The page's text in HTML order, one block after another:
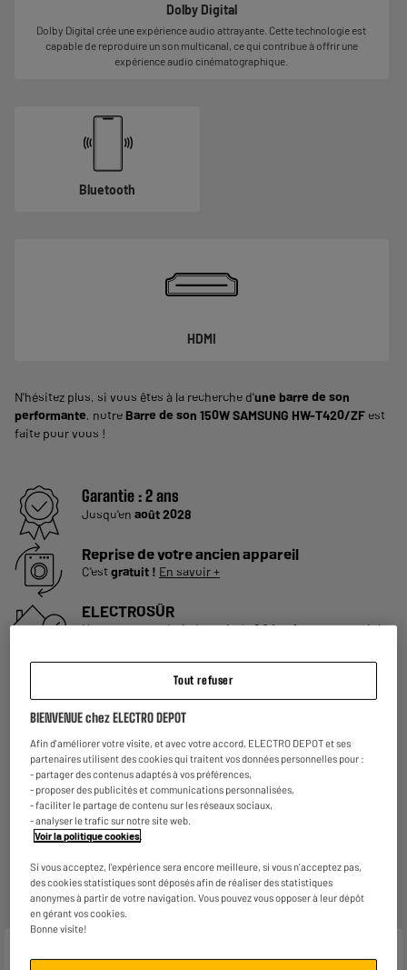
Dolby Digital
Dolby Digital crée une expérience audio attrayante. Cette technologie est
capable de reproduire un son multicanal, ce qui contribue à offrir une
expérience audio cinématographique.
Bluetooth
HDMI
N'hésitez plus, si vous êtes à la recherche d'une barre de son
performante, notre Barre de son 150W SAMSUNG HW-T420/ZF est
faite pour vous !
Garantie :2 ans
Jusqu'en août 2028
Reprise de votre ancien appareil
C'estgratuit ! En savoir +
ELECTROSÛR
Une assurance à vie à partir de6€/moispour couvrir les
En savoir +
Consommez plus responsable, économisez
plus
Notre objectif : réduire de 50% nos émissions
par produit vendu d'ici 2030.En savoir +
Retours et échanges gratuits
- Retoursgratuits danstous les magasins ELECTRO
DEPOT de France(voir conditions
- Retours par voie postale : vos colis retours sont traités
dans le magasin le plus proche de chez vous pour limiter
les trajets et donc l’impact sur la planète. Les frais de
retour par voie postale restent à votre charge.
Caractéristiques
Tout refuser
BIENVENUE chez ELECTRO DEPOT
Afin d'améliorer votre visite, et avec votre accord, ELECTRO DEPOT et ses
partenaires utilisent des cookies qui traitent vos données personnelles pour :
- partager des contenus adaptés à vos préférences,
- proposer des publicités et communications personnalisées,
- faciliter le partage de contenu sur les réseaux sociaux,
- analyser le trafic sur notre site web.
Voir la politique cookies.
Si vous acceptez, l'expérience sera encore meilleure, si vous n'acceptez pas,
des cookies statistiques sont déposés afin de réaliser des statistiques
anonymes à partir de votre navigation. Vous pouvez vous opposer à leur dépôt
en gérant vos cookies.
Bonne visite!